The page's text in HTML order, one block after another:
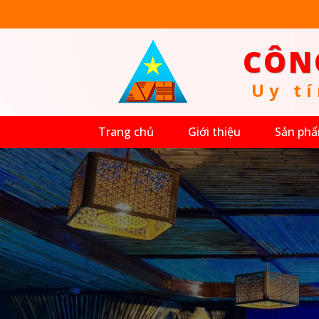
CÔNG
TNHH
AVH
U y t í
Trang chủ Giới thiệu Sản
Thiết bị
Vật tư y
Thiết bị
Thiết kế
chì